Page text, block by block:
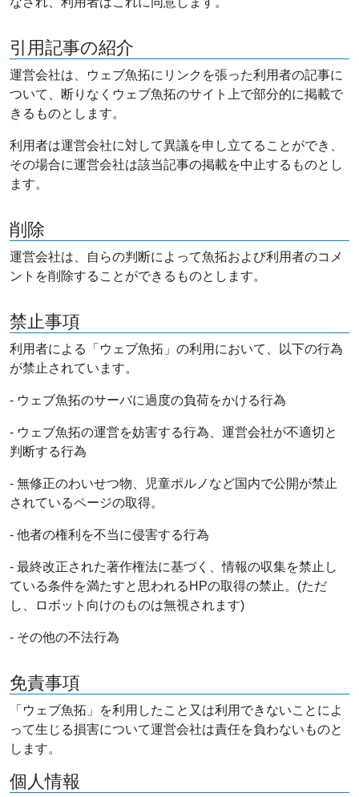
引用記事の紹介
運営会社は、ウェブ魚拓にリンクを張った利用者の記事に
ついて、断りなくウェブ魚拓のサイト上で部分的に掲載で
きるものとします。
利用者は運営会社に対して異議を申し立てることができ、
その場合に運営会社は該当記事の掲載を中止するものとし
ます。
削除
運営会社は、自らの判断によって魚拓および利用者のコメ
ントを削除することができるものとします。
禁止事項
利用者による「ウェブ魚拓」の利用において、以下の行為
が禁止されています。
- ウェブ魚拓のサーバに過度の負荷をかける行為
- ウェブ魚拓の運営を妨害する行為、運営会社が不適切と
判断する行為
- 無修正のわいせつ物、児童ポルノなど国内で公開が禁止
されているページの取得。
- 他者の権利を不当に侵害する行為
- 最終改正された著作権法に基づく、情報の収集を禁止し
ている条件を満たすと思われるHPの取得の禁止。(ただ
し、ロボット向けのものは無視されます)
- その他の不法行為
免責事項
「ウェブ魚拓」を利用したこと又は利用できないことによ
って生じる損害について運営会社は責任を負わないものと
します。
個人情報